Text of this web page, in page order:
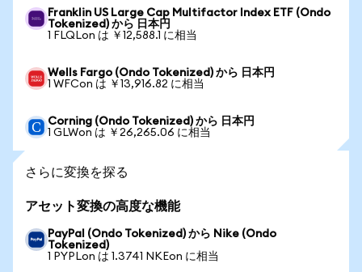
Franklin US Large Cap Multifactor Index ETF (Ondo
Tokenized) から 日本円
1 FLQLon は ￥12,588.1 に相当
Wells Fargo (Ondo Tokenized) から 日本円
1 WFCon は ￥13,916.82 に相当
Corning (Ondo Tokenized) から 日本円
1 GLWon は ￥26,265.06 に相当
さらに変換を探る
アセット変換の高度な機能
PayPal (Ondo Tokenized) から Nike (Ondo
Tokenized)
1 PYPLon は 1.3741 NKEon に相当